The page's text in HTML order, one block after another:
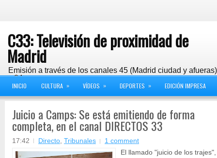
C33: Televisión de proximidad de
Madrid
Emisión a través de los canales 45 (Madrid ciudad y
y 24
INICIO CULTURA » VÍDEOS » DEPORTES » EDICIÓN IMPRESA
Juicio a Camps: Se está emitiendo de forma
completa, en el canal DIRECTOS 33
17:42 Directo, Tribunales
1 comment
El llamado "juicio de los